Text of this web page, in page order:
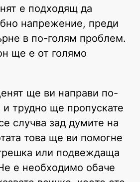
е подходящ да
напрежение, преди
в по-голям проблем.
ще е от голямо
ще ви направи по-
трудно ще пропускате
случва зад думите на
това ще ви помогне
или подвеждаща
е необходимо обаче